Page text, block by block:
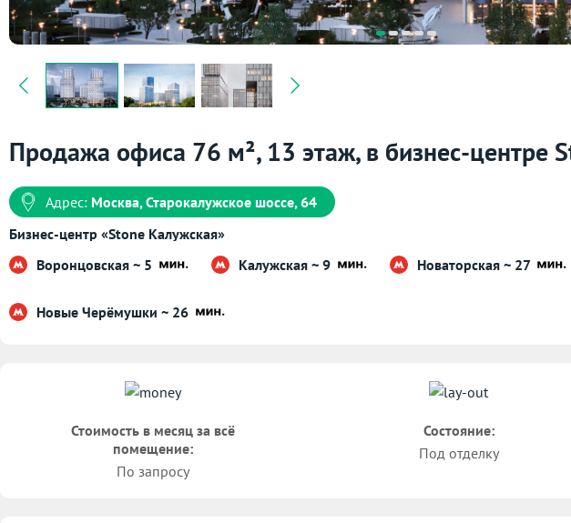
Продажа офиса 76 м², 13 этаж, в бизнес-центре
Адрес: Москва, Старокалужское шоссе, 64
Бизнес-центр «Stone Калужская»
Воронцовская ~ 5
Калужская ~ 9 Новаторская ~ 27
Новые Черёмушки ~ 26
Стоимость в месяц за всё
помещение:
По запросу
Состояние:
Под отделку